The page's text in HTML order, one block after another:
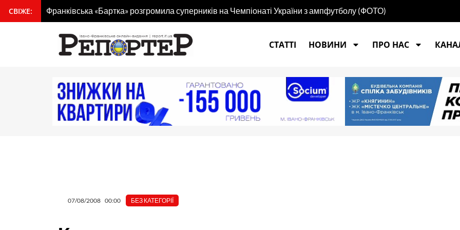
вмісту
СВІЖЕ: Франківська «Бартка» розгромила суперників на Чемпіонаті України з ампфутболу (ФОТО)
СТАТТІ
НОВИНИ ПРО НАС
07/08/2008 00:00 БЕЗ КАТЕГОРІЇ